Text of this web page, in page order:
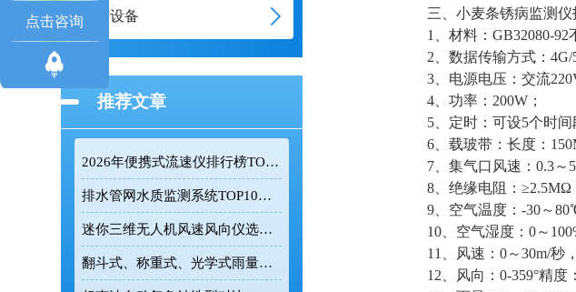
通信设备
推荐文章
2026年便携式流速仪排行榜TOP10：采购前必看的实力榜单
排水管网水质监测系统TOP10推荐榜单
迷你三维无人机风速风向仪选型：云境天合TH-F1H助力空中风场监测
翻斗式、称重式、光学式雨量计精度大横评：哪种雨量计测量最准？
三、小麦条锈病监测仪
1、材料：GB32080-92
2、数据传输方式：
3、电源电压：交流
4、功率：200W；
5、定时：可设5个时间
6、载玻带：长度：
7、集气口风速：0.3～5
8、绝缘电阻：≥2.5MΩ
9、空气温度：-30～
10、空气湿度：0～
11、风速：0～30m/秒
12、风向：0-359°精度
点击咨询